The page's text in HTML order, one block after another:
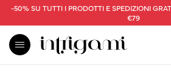
-50% SU TUTTI I PRODOTTI E SPEDIZIONI
€79